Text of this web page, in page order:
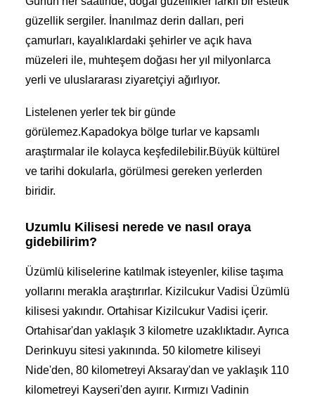
güzellik sergiler. İnanılmaz derin dalları, peri
çamurları, kayalıklardaki şehirler ve açık hava
müzeleri ile, muhteşem doğası her yıl milyonlarca
yerli ve uluslararası ziyaretçiyi ağırlıyor.
Listelenen yerler tek bir günde
görülemez.Kapadokya bölge turlar ve kapsamlı
araştırmalar ile kolayca keşfedilebilir.Büyük kültürel
ve tarihi dokularla, görülmesi gereken yerlerden
biridir.
Uzumlu Kilisesi nerede ve nasıl oraya
gidebilirim?
Üzümlü kiliselerine katılmak isteyenler, kilise taşıma
yollarını merakla araştırırlar. Kizilcukur Vadisi Üzümlü
kilisesi yakındır. Ortahisar Kizilcukur Vadisi içerir.
Ortahisar'dan yaklaşık 3 kilometre uzaklıktadır. Ayrıca
Derinkuyu sitesi yakınında. 50 kilometre kiliseyi
Nide'den, 80 kilometreyi Aksaray'dan ve yaklaşık 110
kilometreyi Kayseri'den ayırır. Kırmızı Vadinin